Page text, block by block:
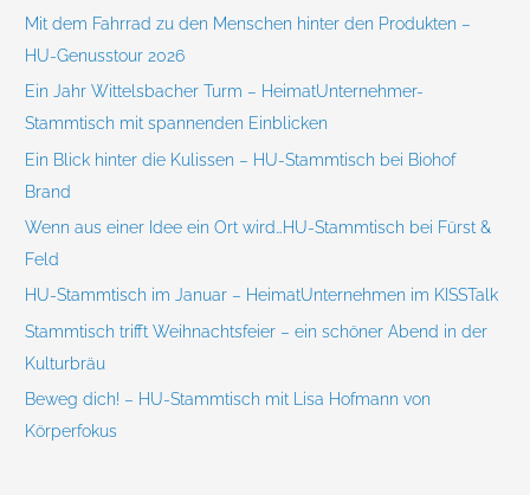
h
:
Mit dem Fahrrad zu den Menschen hinter den Produkten –
HU-Genusstour 2026
Ein Jahr Wittelsbacher Turm – HeimatUnternehmer-
Stammtisch mit spannenden Einblicken
Ein Blick hinter die Kulissen – HU-Stammtisch bei Biohof
Brand
Wenn aus einer Idee ein Ort wird…HU-Stammtisch bei Fürst &
Feld
HU-Stammtisch im Januar – HeimatUnternehmen im KISSTalk
Stammtisch trifft Weihnachtsfeier – ein schöner Abend in der
Kulturbräu
Beweg dich! – HU-Stammtisch mit Lisa Hofmann von
Körperfokus